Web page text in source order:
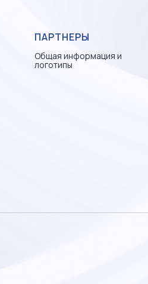
ПАРТНЕРЫ
Общая информация и
логотипы